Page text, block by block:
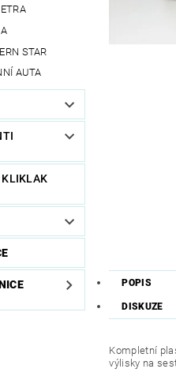
STAR
AUTA
KLIKLAK
POPIS
DISKUZE
Kompletní
výlisky na